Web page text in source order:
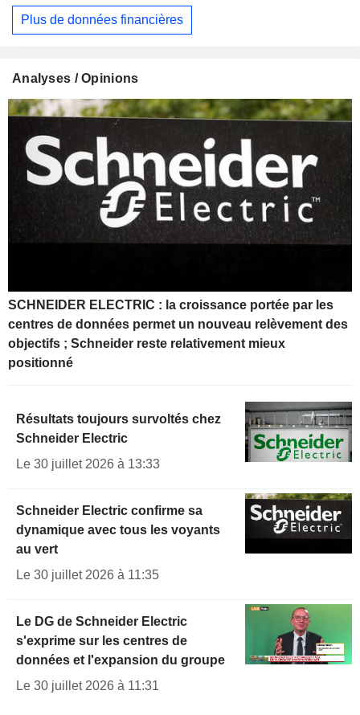
Plus de données financières
Analyses / Opinions
SCHNEIDER ELECTRIC : la croissance portée par les
centres de données permet un nouveau relèvement des
objectifs ; Schneider reste relativement mieux
positionné
Résultats toujours survoltés chez
Schneider Electric
Le 30 juillet 2026 à 13:33
Schneider Electric confirme sa
dynamique avec tous les voyants
au vert
Le 30 juillet 2026 à 11:35
Le DG de Schneider Electric
s'exprime sur les centres de
données et l'expansion du groupe
Le 30 juillet 2026 à 11:31